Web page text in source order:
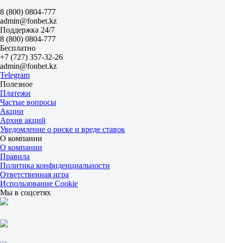
0.5
1.55
2.25
Норт Стар
-
Робина Сити
Сегодня в 09:00
2.20
4.05
2.45
1X
12
X2
1.42
1.16
1.52
Фора
1
2
0
1.75
0
Тотал
Б
8 (800) 0804-777
admin@fonbet.kz
Поддержка 24/7
8 (800) 0804-777
Бесплатно
+7 (727) 357-32-26
admin@fonbet.kz
Telegram
Полезное
Платежи
Частые вопросы
Акции
Архив акций
Уведомление о риске и вреде ставок
О компании
О компании
Правила
Политика конфиденциальности
Ответственная игра
Использование Cookie
Мы в соцсетях